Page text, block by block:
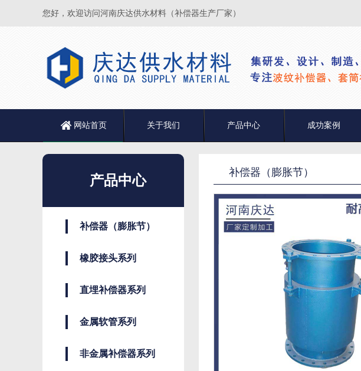
您好，欢迎访问河南庆达供水材料（补偿器生产厂家）
网站首页 关于我们 产品中心 成功案例
产品中心
补偿器（膨胀节）
橡胶接头系列
直埋补偿器系列
金属软管系列
非金属补偿器系列
补偿器（膨胀节）